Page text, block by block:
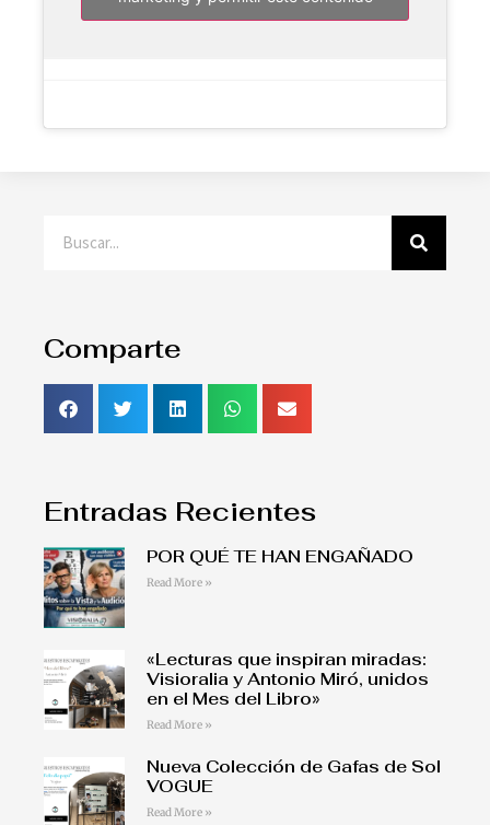
Comparte
Entradas Recientes
POR QUÉ TE HAN ENGAÑADO
Read More »
«Lecturas que inspiran miradas:
Visioralia y Antonio Miró, unidos
en el Mes del Libro»
Read More »
Nueva Colección de Gafas de Sol
VOGUE
Read More »